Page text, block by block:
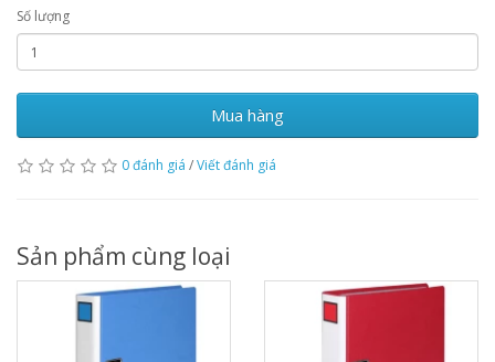
Số lượng
Mua hàng
0 đánh giá /Viết đánh giá
Sản phẩm cùng loại